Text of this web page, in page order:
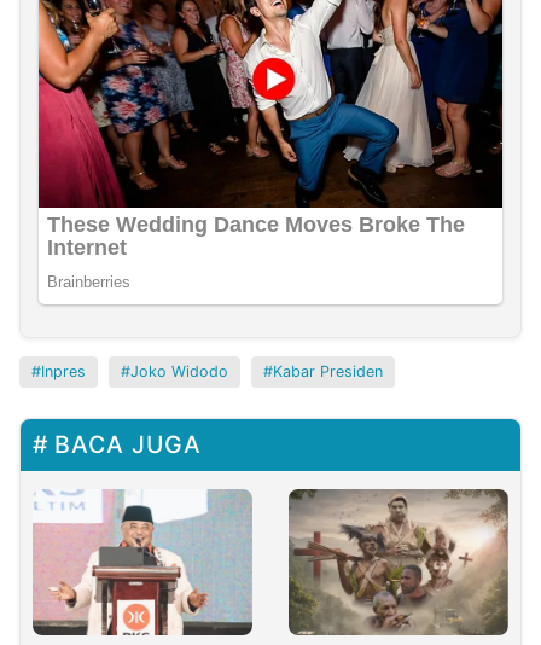
Inpres Joko Widodo Kabar Presiden
BACA JUGA